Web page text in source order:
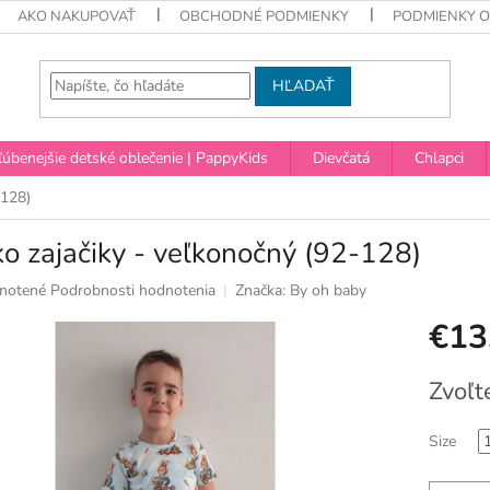
AKO NAKUPOVAŤ OBCHODNÉ PODMIENKY PODMIENKY
HĽADAŤ
detské oblečenie | PappyKids Dievčatá Chlapci
zajačiky - veľkonočný (92-128)
Podrobnosti hodnotenia Značka: By oh baby
cena:
Size